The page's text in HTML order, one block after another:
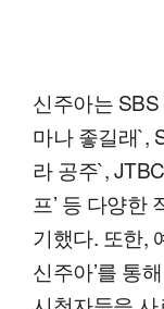
신주아는
마나 좋길래`,
라 공주`,
프’ 등 다양한
기했다. 또한,
신주아’를 통